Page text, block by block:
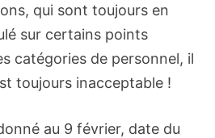
qui sont toujours en
sur certains points
catégories de personnel, il
toujours inacceptable !
au 9 février, date du